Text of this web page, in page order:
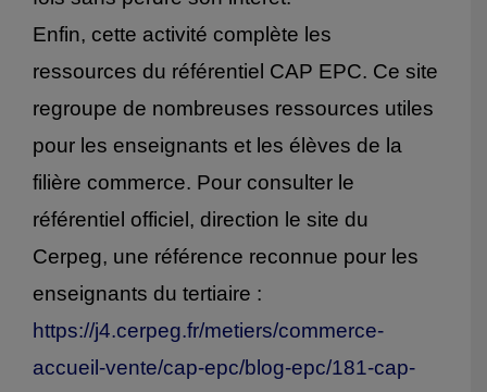
Enfin, cette activité complète les
ressources du référentiel CAP EPC. Ce site
regroupe de nombreuses ressources utiles
pour les enseignants et les élèves de la
filière commerce. Pour consulter le
référentiel officiel, direction le site du
Cerpeg, une référence reconnue pour les
enseignants du tertiaire :
https://j4.cerpeg.fr/metiers/commerce-
accueil-vente/cap-epc/blog-epc/181-cap-